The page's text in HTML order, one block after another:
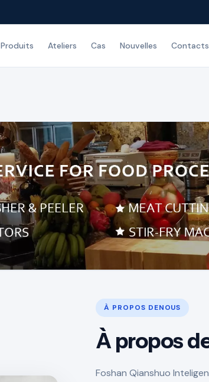
Produits Ateliers Cas Nouvelles Contacts
À PROPOS DENOUS
À propos
Foshan Qianshuo